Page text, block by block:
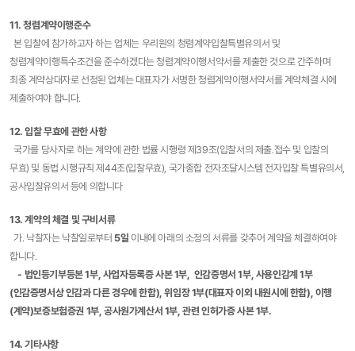
11. 청렴계약이행준수
본 입찰에 참가하고자 하는 업체는 우리원의 청렴계약입찰특별유의서 및
청렴계약이행특수조건을 준수하겠다는 청렴계약이행서약서를 제출한 것으로 간주하며
최종 계약상대자로 선정된 업체는 대표자가 서명한 청렴계약이행서약서를 계약체결 시에
제출하여야 합니다.
12. 입찰 무효에 관한 사항
국가를 당사자로 하는 계약에 관한 법률 시행령 제39조(입찰서의 제출․접수 및 입찰의
무효) 및 동법 시행규칙 제44조(입찰무효), 국가종합 전자조달시스템 전자입찰 특별유의서,
공사입찰유의서 등에 의합니다
13. 계약의 체결 및 구비서류
가. 낙찰자는 낙찰일로부터 5일 이내에 아래의 소정의 서류를 갖추어 계약을 체결하여야
합니다.
- 법인등기부등본 1부, 사업자등록증 사본 1부, 인감증명서 1부, 사용인감계 1부
(인감증명서상 인감과 다른 경우에 한함), 위임장 1부(대표자 이외 내원시에 한함), 이행
(계약)보증보험증권 1부, 공사원가계산서 1부, 관련 인허가증 사본 1부.
14. 기타사항